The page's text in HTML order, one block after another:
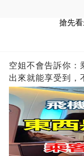
搶先
空姐不會告訴你：
出來就能享受到，